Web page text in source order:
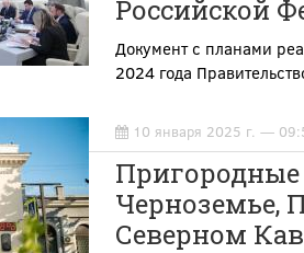
Российской
Документ с планами
2024 года
10 января 2025 г. —
Пригородные
Черноземье,
Северном